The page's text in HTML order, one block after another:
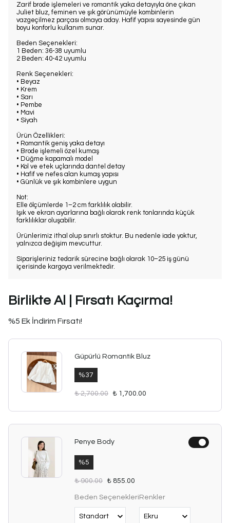
Zarif brode işlemeleri ve romantik yaka detayıyla öne çıkan
Juliet bluz, feminen ve şık görünümüyle kombinlerin
vazgeçilmez parçası olmaya aday. Hafif yapısı sayesinde gün
boyu konforlu kullanım sunar.
Beden Seçenekleri:
1 Beden: 36-38 uyumlu
2 Beden: 40-42 uyumlu
Renk Seçenekleri:
• Beyaz
• Krem
• Sarı
• Pembe
• Mavi
• Siyah
Ürün Özellikleri:
• Romantik geniş yaka detayı
• Brode işlemeli özel kumaş
• Düğme kapamalı model
• Kol ve etek uçlarında dantel detay
• Hafif ve nefes alan kumaş yapısı
• Günlük ve şık kombinlere uygun
Not:
Elle ölçümlerde 1–2 cm farklılık olabilir.
Işık ve ekran ayarlarına bağlı olarak renk tonlarında küçük
farklılıklar oluşabilir.
Ürünlerimiz ithal olup sınırlı stoktur. Bu nedenle iade yoktur,
yalnızca değişim mevcuttur.
Siparişleriniz tedarik sürecine bağlı olarak 10–25 iş günü
içerisinde kargoya verilmektedir.
Birlikte Al | Fırsatı Kaçırma!
%5 Ek İndirim Fırsatı!
Güpürlü Romantik Bluz
%37
₺ 2,700.00 ₺ 1,700.00
Penye Body
%5
₺ 900.00 ₺ 855.00
Beden SeçenekleriRenkler